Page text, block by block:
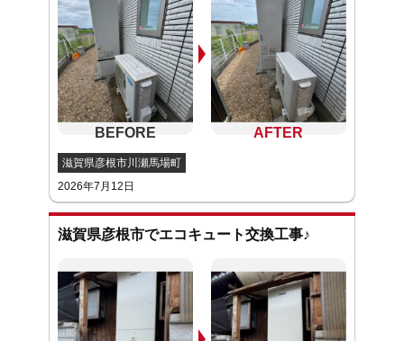
滋賀県彦根市川瀬馬場町
2026年7月12日
滋賀県彦根市でエコキュート交換工事♪